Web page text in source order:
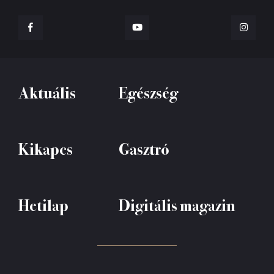
Aktuális Egészség
Kikapcs Gasztró
Hetilap Digitális magazin